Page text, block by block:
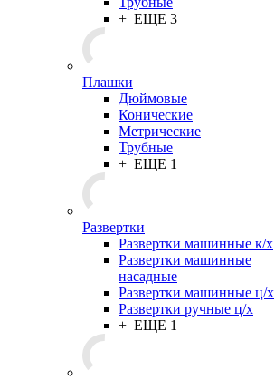
+ ЕЩЕ 3
Плашки
Дюймовые
Конические
Метрические
Трубные
+ ЕЩЕ 1
Развертки
Развертки машинные к/х
Развертки машинные
насадные
Развертки машинные ц/х
Развертки ручные ц/х
+ ЕЩЕ 1